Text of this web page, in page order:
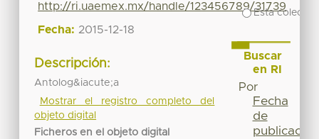
http://ri.uaemex.mx/handle/123456789/31739
Fecha: 2015-12-18
Descripción:
Antolog&iacute;a
Mostrar el registro completo del
objeto digital
Ficheros en el objeto digital
Esta
Buscar
en RI
Por
Fecha
de
publicación